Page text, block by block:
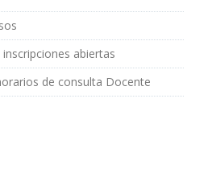
abiertas
de consulta Docente